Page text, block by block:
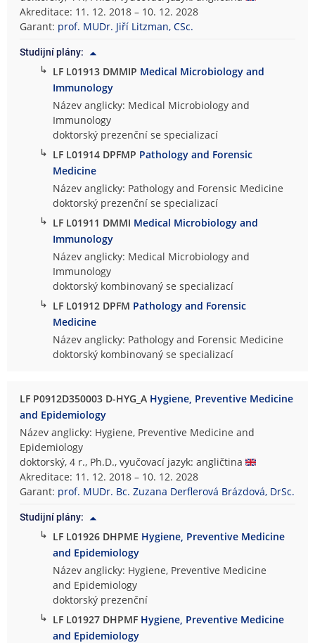
Akreditace: 11. 12. 2018 – 10. 12. 2028
Garant: prof. MUDr. Jiří Litzman, CSc.
Studijní plány:
↳ LF L01913 DMMIP Medical Microbiology and
Immunology
Název anglicky: Medical Microbiology and
Immunology
doktorský prezenční se specializací
↳ LF L01914 DPFMP Pathology and Forensic
Medicine
Název anglicky: Pathology and Forensic Medicine
doktorský prezenční se specializací
↳ LF L01911 DMMI Medical Microbiology and
Immunology
Název anglicky: Medical Microbiology and
Immunology
doktorský kombinovaný se specializací
↳ LF L01912 DPFM Pathology and Forensic
Medicine
Název anglicky: Pathology and Forensic Medicine
doktorský kombinovaný se specializací
LF P0912D350003 D-HYG_A Hygiene, Preventive Medicine
and Epidemiology
Název anglicky: Hygiene, Preventive Medicine and
Epidemiology
doktorský, 4 r., Ph.D., vyučovací jazyk: angličtina
Akreditace: 11. 12. 2018 – 10. 12. 2028
Garant: prof. MUDr. Bc. Zuzana Derflerová Brázdová, DrSc.
Studijní plány:
↳ LF L01926 DHPME Hygiene, Preventive Medicine
and Epidemiology
Název anglicky: Hygiene, Preventive Medicine
and Epidemiology
doktorský prezenční
↳ LF L01927 DHPMF Hygiene, Preventive Medicine
and Epidemiology